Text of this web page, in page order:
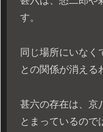
す。
同じ場所にいなく
との関係が消える
甚六の存在は、京
とまっているので